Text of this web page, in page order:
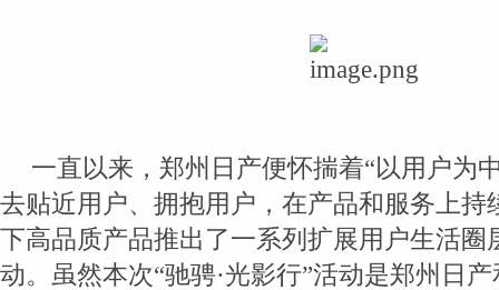
一直以来，郑州日产便怀揣着“以用户为
去贴近用户、拥抱用户，在产品和服务上持
下高品质产品推出了一系列扩展用户生活圈
动。虽然本次“驰骋·光影行”活动是郑州日